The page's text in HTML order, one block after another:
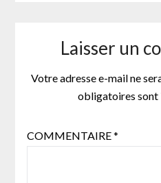
Laisser un
Votre adresse e-mail ne
obligatoires sont
COMMENTAIRE*